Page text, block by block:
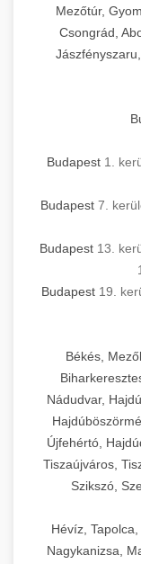
Mezőtúr,
Csongrád,
Budapest 1.
Budapest 7.
Budapest 13.
Budapest 19.
Békés,
Nádudvar,
Újfehértó,
Tiszaújváros,
Szikszó,
Hévíz,
Nagykanizsa,